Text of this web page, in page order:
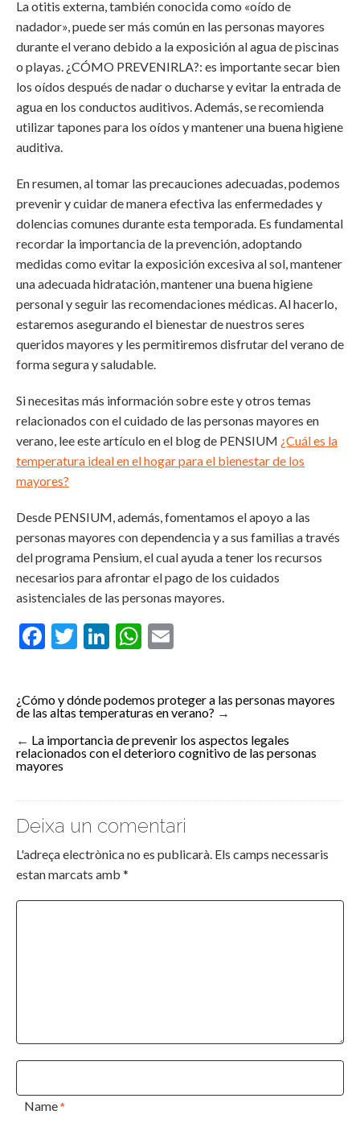
La otitis externa, también conocida como «oído de
nadador», puede ser más común en las personas mayores
durante el verano debido a la exposición al agua de piscinas
o playas. ¿CÓMO PREVENIRLA?: es importante secar bien
los oídos después de nadar o ducharse y evitar la entrada de
agua en los conductos auditivos. Además, se recomienda
utilizar tapones para los oídos y mantener una buena higiene
auditiva.
En resumen, al tomar las precauciones adecuadas, podemos
prevenir y cuidar de manera efectiva las enfermedades y
dolencias comunes durante esta temporada. Es fundamental
recordar la importancia de la prevención, adoptando
medidas como evitar la exposición excesiva al sol, mantener
una adecuada hidratación, mantener una buena higiene
personal y seguir las recomendaciones médicas. Al hacerlo,
estaremos asegurando el bienestar de nuestros seres
queridos mayores y les permitiremos disfrutar del verano de
forma segura y saludable.
Si necesitas más información sobre este y otros temas
relacionados con el cuidado de las personas mayores en
verano, lee este artículo en el blog de PENSIUM ¿Cuál es la
temperatura ideal en el hogar para el bienestar de los
mayores?
Desde PENSIUM, además, fomentamos el apoyo a las
personas mayores con dependencia y a sus familias a través
del programa Pensium, el cual ayuda a tener los recursos
necesarios para afrontar el pago de los cuidados
asistenciales de las personas mayores.
Facebook
Twitter
LinkedIn
WhatsApp
¿Cómo y dónde podemos proteger a las personas mayores
de las altas temperaturas en verano? →
← La importancia de prevenir los aspectos legales
relacionados con el deterioro cognitivo de las personas
mayores
Deixa un comentari
L'adreça electrònica no es publicarà. Els camps necessaris
estan marcats amb *
Name*